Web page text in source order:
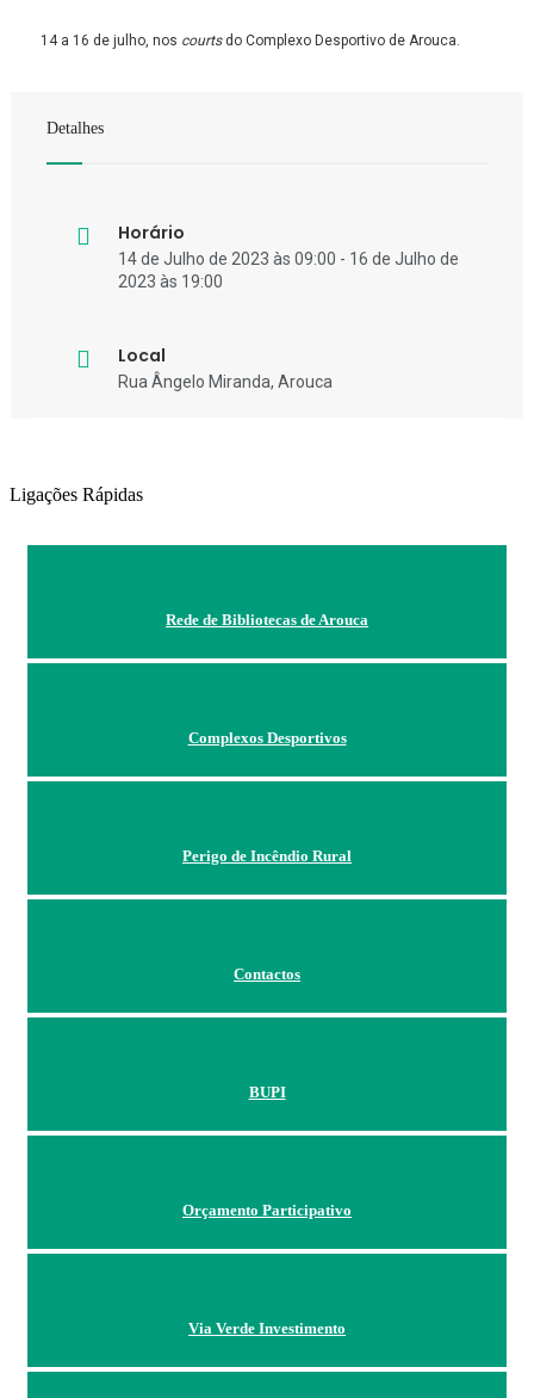
14 a 16 de julho, nos courtsdo Complexo Desportivo de Arouca.
Detalhes
Horário
14 de Julho de 2023 às 09:00 - 16 de Julho de
2023 às 19:00
Local
Rua Ângelo Miranda, Arouca
Ligações Rápidas
Rede de Bibliotecas de Arouca
Complexos Desportivos
Perigo de Incêndio Rural
Contactos
BUPI
Orçamento Participativo
Via Verde Investimento